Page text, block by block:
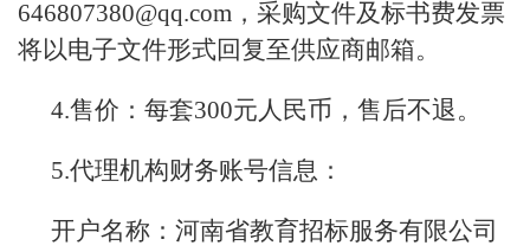
646807380@qq.com，采购文件及标书费发票
将以电子文件形式回复至供应商邮箱。
4.售价：每套300元人民币，售后不退。
5.代理机构财务账号信息：
开户名称：河南省教育招标服务有限公司